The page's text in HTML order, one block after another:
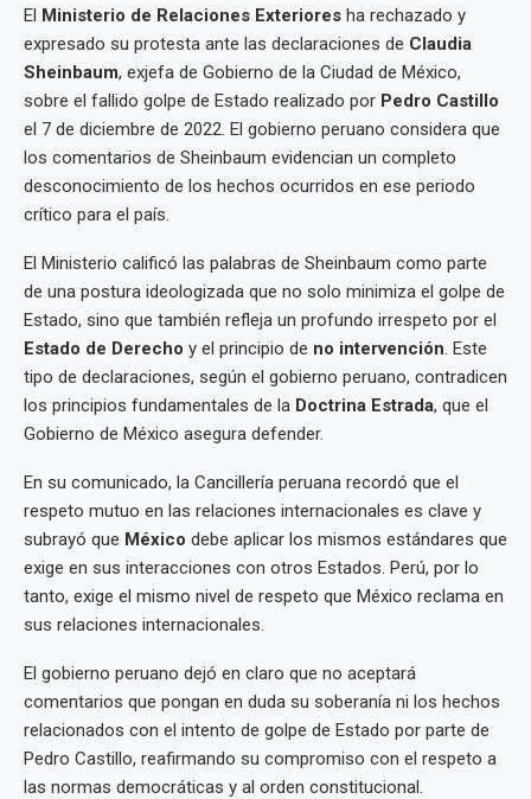
El Ministerio de Relaciones Exteriores ha rechazado y
expresado su protesta ante las declaraciones de Claudia
Sheinbaum, exjefa de Gobierno de la Ciudad de México,
sobre el fallido golpe de Estado realizado por Pedro Castillo
el 7 de diciembre de 2022. El gobierno peruano considera que
los comentarios de Sheinbaum evidencian un completo
desconocimiento de los hechos ocurridos en ese periodo
crítico para el país.
El Ministerio calificó las palabras de Sheinbaum como parte
de una postura ideologizada que no solo minimiza el golpe de
Estado, sino que también refleja un profundo irrespeto por el
Estado de Derecho y el principio de no intervención. Este
tipo de declaraciones, según el gobierno peruano, contradicen
los principios fundamentales de la Doctrina Estrada, que el
Gobierno de México asegura defender.
En su comunicado, la Cancillería peruana recordó que el
respeto mutuo en las relaciones internacionales es clave y
subrayó que México debe aplicar los mismos estándares que
exige en sus interacciones con otros Estados. Perú, por lo
tanto, exige el mismo nivel de respeto que México reclama en
sus relaciones internacionales.
El gobierno peruano dejó en claro que no aceptará
comentarios que pongan en duda su soberanía ni los hechos
relacionados con el intento de golpe de Estado por parte de
Pedro Castillo, reafirmando su compromiso con el respeto a
las normas democráticas y al orden constitucional.